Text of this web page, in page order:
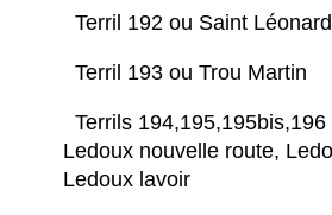
Terril 192 ou Saint Léonard
Terril 193 ou Trou Martin
Terrils 194,195,195bis,196
Ledoux nouvelle route,
Ledoux lavoir